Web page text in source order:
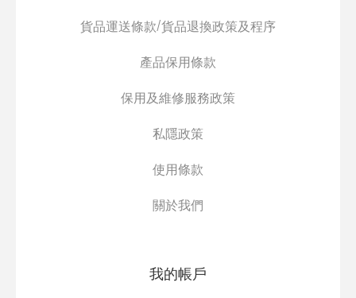
貨品運送條款/貨品退換政策及程序
產品保用條款
保用及維修服務政策
私隱政策
使用條款
關於我們
我的帳戶